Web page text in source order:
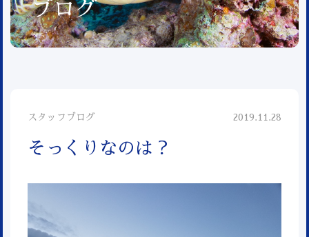
ブログ
スタッフブログ 2019.11.28
そっくりなのは？